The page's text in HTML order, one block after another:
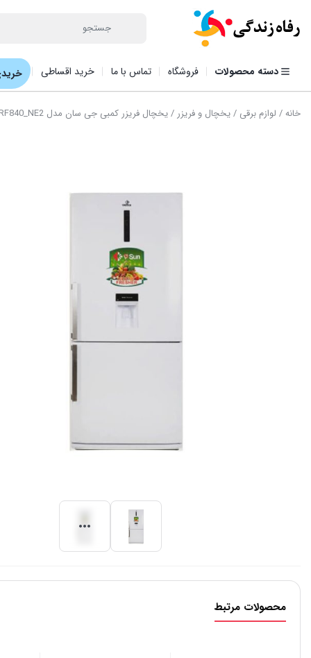
دسته محصولات فروشگاه تماس با ما خرید اقساطی
خانه/ لوازم برقی /یخچال و فریزر / یخچال فریزر کمبی جی سان مدل ICE RF840_NE2 اتوماتیک
محصولات مرتبط